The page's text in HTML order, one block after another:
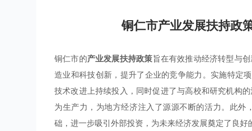
铜仁市产业发展扶持政
铜仁市的产业发展扶持政策旨在有效推动经济转型与
造业和科技创新，提升了企业的竞争能力。实施特定
技术改进上持续投入，同时促进了与高校和研究机构
为生产力，为地方经济注入了源源不断的活力。此外
础，进一步吸引外部投资，为未来经济发展奠定了良好